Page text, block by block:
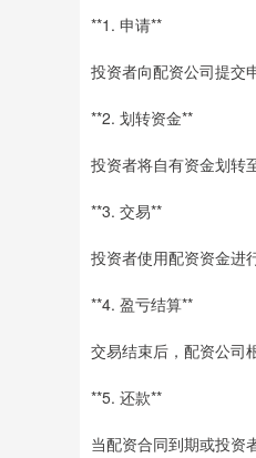
**1. 申请**
投资者向配资公司提交
**2. 划转资金**
投资者将自有资金划转
**3. 交易**
投资者使用配资资金进
**4. 盈亏结算**
交易结束后，配资公司
**5. 还款**
当配资合同到期或投资